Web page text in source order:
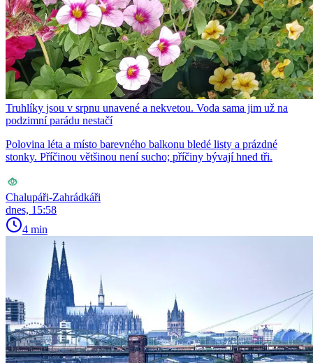
Truhlíky jsou v srpnu unavené a nekvetou. Voda sama jim už na
podzimní parádu nestačí
Polovina léta a místo barevného balkonu bledé listy a prázdné
stonky. Příčinou většinou není sucho; příčiny bývají hned tři.
Chalupáři-Zahrádkáři
dnes, 15:58
4 min